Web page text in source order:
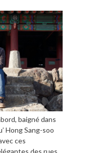
baigné dans
Hong Sang-soo
ces
des rues